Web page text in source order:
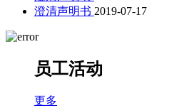
澄清声明书 2019-07-17
员工活动
更多